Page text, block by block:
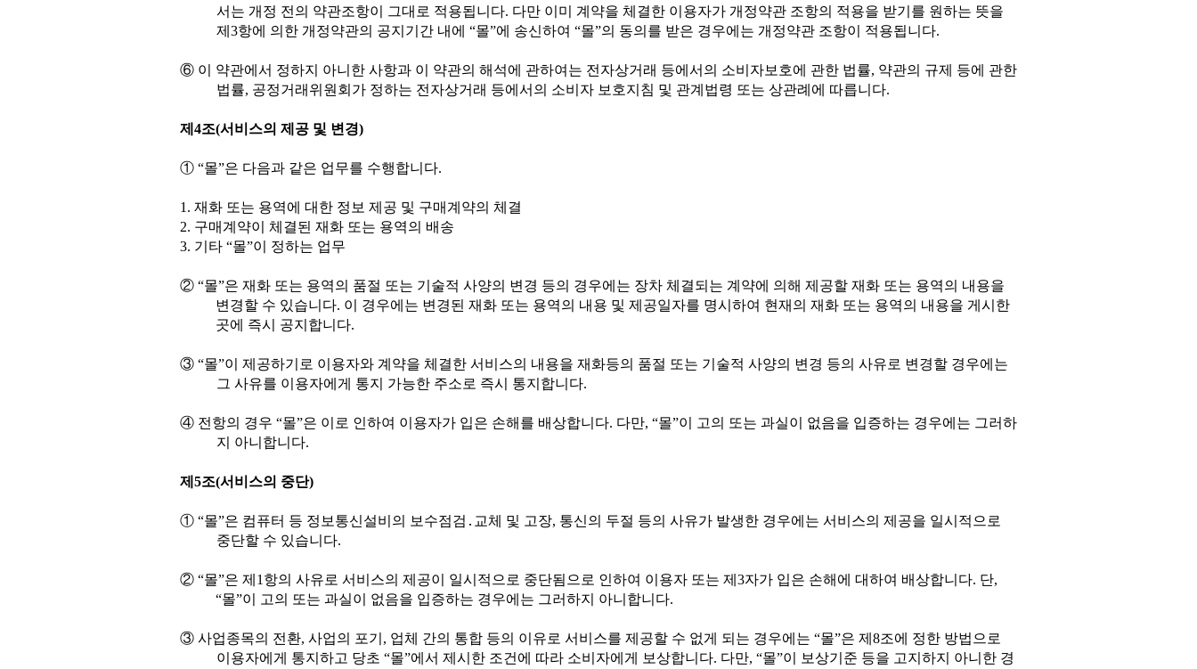
서는 개정 전의 약관조항이 그대로 적용됩니다. 다만 이미 계약을 체결한 이용자가 개정약관 조항의 적용을 받기를 원하는 뜻을
제 3항에 의한 개정약관의 공지기간 내에 “몰”에 송신하여 “몰”의 동의를 받은 경우에는 개정약관 조항이 적용됩니다.
⑥ 이 약관에서 정하지 아니한 사항과 이 약관의 해석에 관하여는 전자상거래 등에서의 소비자보호에 관한 법률, 약관의 규제 등에 관한
법률, 공정거래위원회가 정하는 전자상거래 등에서의 소비자 보호지침 및 관계법령 또는 상관례에 따릅니다.
제 4조(서비스의 제공 및 변경)
① “몰”은 다음과 같은 업무를 수행합니다.
1. 재화 또는 용역에 대한 정보 제공 및 구매계약의 체결
2. 구매계약이 체결된 재화 또는 용역의 배송
3. 기타 “몰”이 정하는 업무
② “몰”은 재화 또는 용역의 품절 또는 기술적 사양의 변경 등의 경우에는 장차 체결되는 계약에 의해 제공할 재화 또는 용역의 내용을
변경할 수 있습니다. 이 경우에는 변경된 재화 또는 용역의 내용 및 제공일자를 명시하여 현재의 재화 또는 용역의 내용을 게시한
곳에 즉시 공지합니다.
③ “몰”이 제공하기로 이용자와 계약을 체결한 서비스의 내용을 재화등의 품절 또는 기술적 사양의 변경 등의 사유로 변경할 경우에는
그 사유를 이용자에게 통지 가능한 주소로 즉시 통지합니다.
④ 전항의 경우 “몰”은 이로 인하여 이용자가 입은 손해를 배상합니다. 다만, “몰”이 고의 또는 과실이 없음을 입증하는 경우에는 그러하
지 아니합니다.
제 5조(서비스의 중단)
① “몰”은 컴퓨터 등 정보통신설비의 보수점검 ․ 교체 및 고장, 통신의 두절 등의 사유가 발생한 경우에는 서비스의 제공을 일시적으로
중단할 수 있습니다.
② “몰”은 제 1 항의 사유로 서비스의 제공이 일시적으로 중단됨으로 인하여 이용자 또는 제 3자가 입은 손해에 대하여 배상합니다. 단,
“몰”이 고의 또는 과실이 없음을 입증하는 경우에는 그러하지 아니합니다.
③ 사업종목의 전환, 사업의 포기 , 업체 간의 통합 등의 이유로 서비스를 제공할 수 없게 되는 경우에는 “몰”은 제 8조에 정한 방법으로
이용자에게 통지하고 당초 “몰”에서 제시한 조건에 따라 소비자에게 보상합니다. 다만, “몰”이 보상기준 등을 고지하지 아니한 경